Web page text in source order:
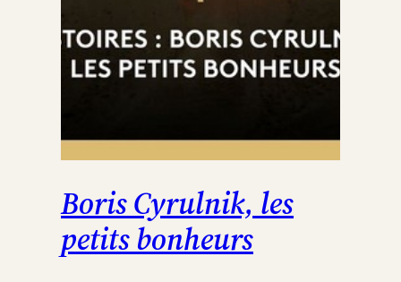
Boris Cyrulnik, les
petits bonheurs